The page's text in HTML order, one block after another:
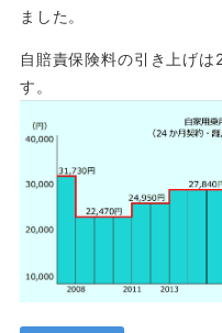
ました。
自賠責保険料の引き上げ
す。